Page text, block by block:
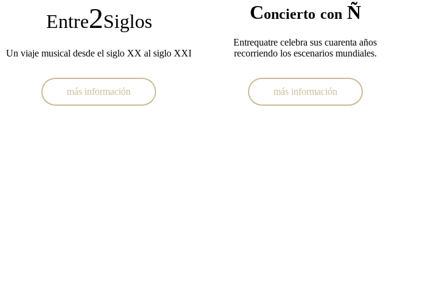
Entre2Siglos
Un viaje musical desde el siglo XX al siglo XXI
más información
Concierto conÑ
Entrequatre celebra sus cuarenta años
recorriendo los escenarios mundiales.
más información